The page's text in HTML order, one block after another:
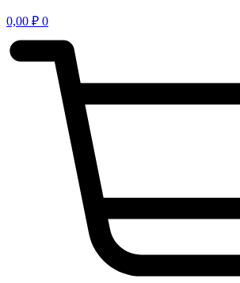
0,00 ₽ 0